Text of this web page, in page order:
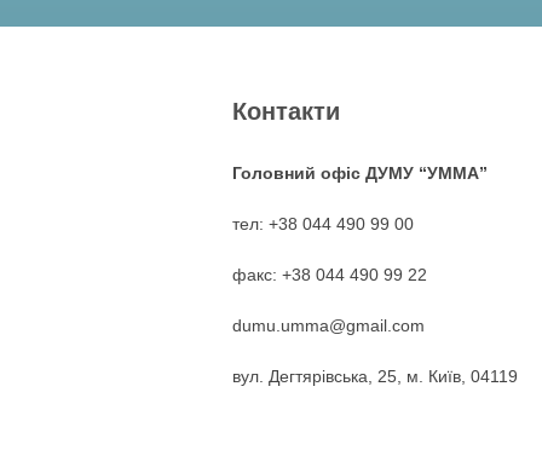
Контакти
Головний офіс ДУМУ “УММА”
тел: +38 044 490 99 00
факс: +38 044 490 99 22
dumu.umma@gmail.com
вул. Дегтярівська, 25, м. Київ, 04119